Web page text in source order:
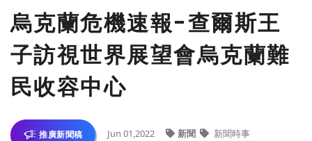
烏克蘭危機速報-查爾斯王
子訪視世界展望會烏克蘭難
民收容中心
推廣新聞稿 Jun 01,2022 新聞 新聞時事